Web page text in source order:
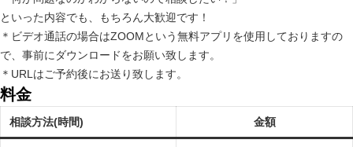
といった内容でも、もちろん大歓迎です！
＊ビデオ通話の場合はZOOMという無料アプリを使用しておりますの
で、事前にダウンロードをお願い致します。
＊URLはご予約後にお送り致します。
料金
相談方法(時間) 金額